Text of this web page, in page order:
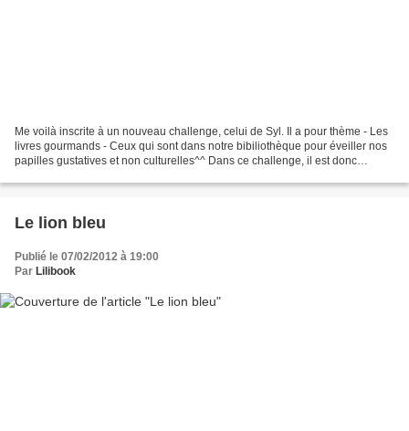
Me voilà inscrite à un nouveau challenge, celui de Syl. Il a pour thème - Les
livres gourmands - Ceux qui sont dans notre bibiliothèque pour éveiller nos
papilles gustatives et non culturelles^^ Dans ce challenge, il est donc
Le lion bleu
Publié le 07/02/2012 à 19:00
Par Lilibook